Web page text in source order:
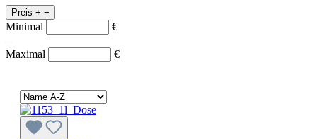
Preis + −
Minimal
€
–
Maximal
€